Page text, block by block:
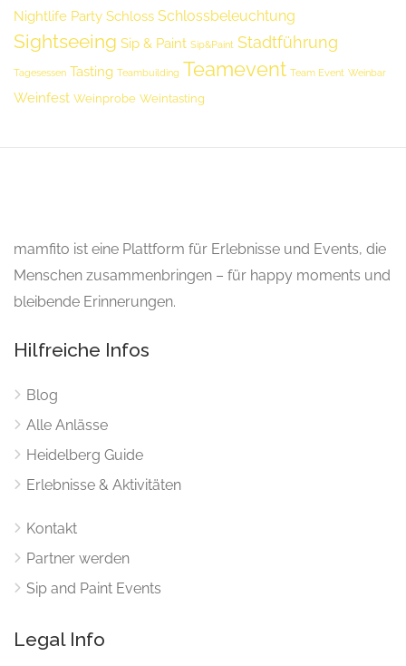
Nightlife Party Schloss Schlossbeleuchtung
Sightseeing Sip & Paint Sip&Paint Stadtführung
Tagesessen Tasting Teambuilding Teamevent Team Event Weinbar
Weinfest Weinprobe Weintasting
mamfito ist eine Plattform für Erlebnisse und Events, die
Menschen zusammenbringen – für happy moments und
bleibende Erinnerungen.
Hilfreiche Infos
Blog
Alle Anlässe
Heidelberg Guide
Erlebnisse & Aktivitäten
Kontakt
Partner werden
Sip and Paint Events
Legal Info